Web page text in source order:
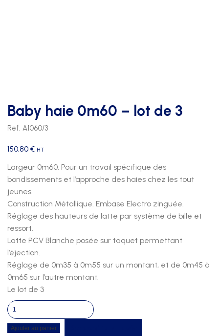
Baby haie 0m60 – lot de 3
Ref. A1060/3
150,80 € HT
Largeur 0m60. Pour un travail spécifique des
bondissements et l’approche des haies chez les tout
jeunes.
Construction Métallique. Embase Electro zinguée.
Réglage des hauteurs de latte par système de bille et
ressort.
Latte PCV Blanche posée sur taquet permettant
l’éjection.
Réglage de 0m35 à 0m55 sur un montant, et de 0m45 à
0m65 sur l’autre montant.
Le lot de 3
quantité
de
Baby
Ajouter au panier